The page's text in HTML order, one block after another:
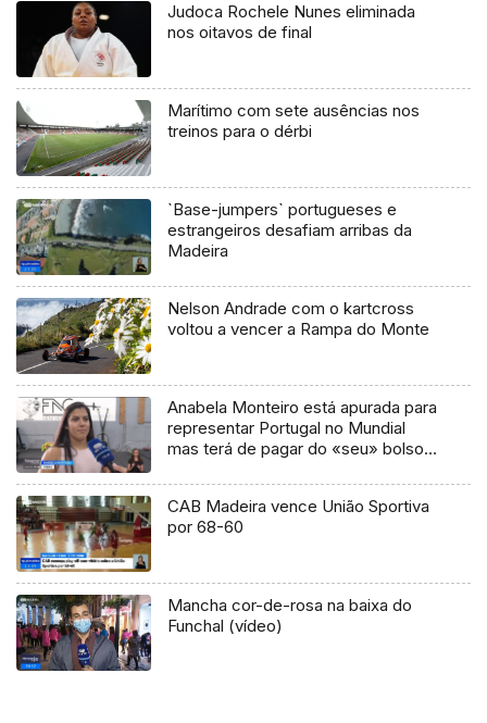
Judoca Rochele Nunes eliminada
nos oitavos de final
Marítimo com sete ausências nos
treinos para o dérbi
`Base-jumpers` portugueses e
estrangeiros desafiam arribas da
Madeira
Nelson Andrade com o kartcross
voltou a vencer a Rampa do Monte
Anabela Monteiro está apurada para
representar Portugal no Mundial
mas terá de pagar do «seu» bolso
CAB Madeira vence União Sportiva
por 68-60
Mancha cor-de-rosa na baixa do
Funchal (vídeo)